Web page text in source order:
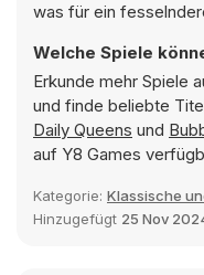
was für ein
Welche Spiele
Erkunde mehr Spiele
und finde beliebte
Daily Queens und
auf Y8 Games
Kategorie: Klassische
Hinzugefügt 25 Nov